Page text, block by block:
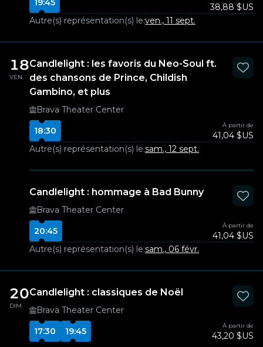
19:45
38,88 $US
Autre(s) représentation(s) le:ven., 11 sept.
18
VEN.
Candlelight : les favoris du Neo-Soul ft.
des chansons de Prince, Childish
Gambino, et plus
Brava Theater Center
18:30
À partir de
41,04 $US
Autre(s) représentation(s) le:sam., 12 sept.
Candlelight : hommage à Bad Bunny
Brava Theater Center
20:45
À partir de
41,04 $US
Autre(s) représentation(s) le:sam., 06 févr.
20
DIM.
Candlelight : classiques de Noël
Brava Theater Center
17:30
19:45
À partir de
43,20 $US